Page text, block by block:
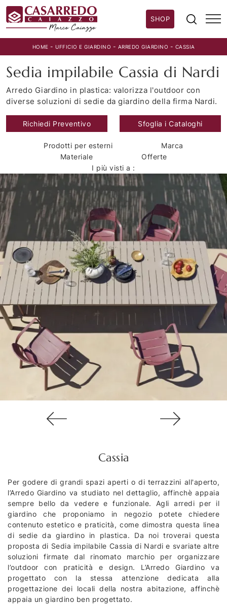
SHOP
HOME - UFFICIO E GIARDINO - ARREDO GIARDINO - CASSIA
Sedia impilabile Cassia di Nardi
Arredo Giardino in plastica: valorizza l'outdoor con
diverse soluzioni di sedie da giardino della firma Nardi.
Richiedi Preventivo Sfoglia i Cataloghi
Prodotti per esterni
Marca
Materiale
Offerte
I più visti a :
Cassia
Per godere di grandi spazi aperti o di terrazzini all'aperto,
l’Arredo Giardino va studiato nel dettaglio, affinchè appaia
sempre bello da vedere e funzionale. Agli arredi per il
giardino che proponiamo in negozio potete chiedere
contenuto estetico e praticità, come dimostra questa linea
di sedie da giardino in plastica. Da noi troverai questa
proposta di Sedia impilabile Cassia di Nardi e svariate altre
soluzioni firmate dal rinomato marchio per organizzare
l’outdoor con praticità e design. L’Arredo Giardino va
progettato con la stessa attenzione dedicata alla
progettazione dei locali della nostra abitazione, affinchè
appaia un giardino ben progettato.